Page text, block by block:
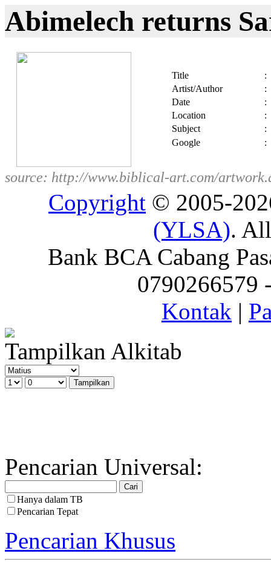
Abimelech returns
Title
:
Artist/Author
:
Date
:
Location
:
Subject
:
Google
:
source: http://www.biblical-art.com/
Copyright © 2005-
(YLSA).
Bank BCA Cabang
0790266579
Kontak |
Tampilkan Alkitab
Pencarian Universal:
Hanya dalam TB
Pencarian Tepat
Pencarian Khusus